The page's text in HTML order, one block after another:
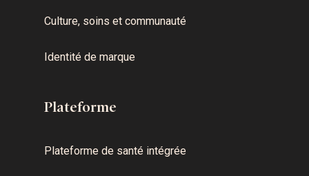
Culture, soins et communauté
Identité de marque
Plateforme
Plateforme de santé intégrée